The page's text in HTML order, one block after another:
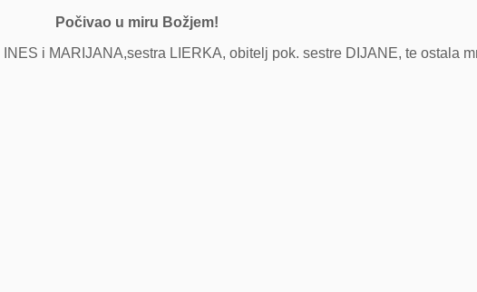
Počivao u miru Božjem!
i MARIJANA,sestra LIERKA, obitelj pok. sestre DIJANE, te ostala